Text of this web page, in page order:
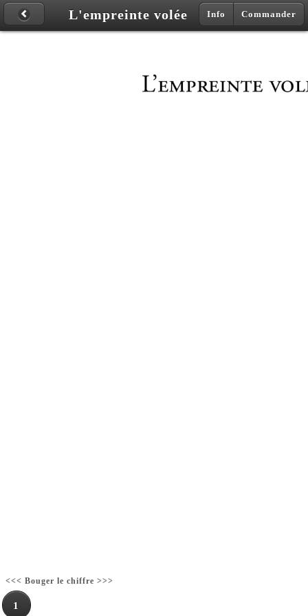
L'empreinte volée Info Commander
<<< Bouger le chiffre >>>
1